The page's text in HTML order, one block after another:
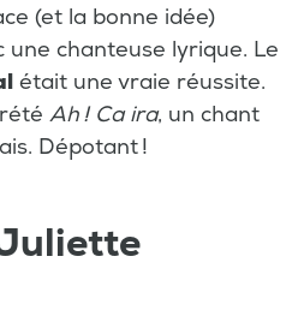
(et la bonne idée)
une chanteuse lyrique. Le
était une vraie réussite.
Ah ! Ca ira, un chant
Dépotant !